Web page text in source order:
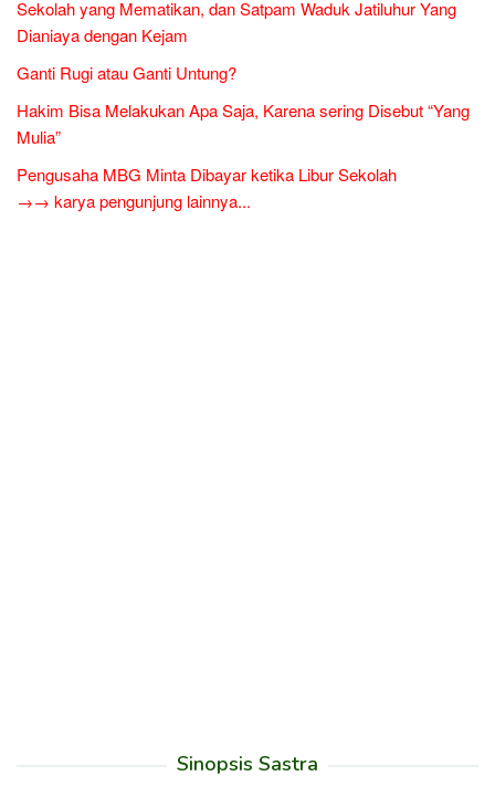
Sekolah yang Mematikan, dan Satpam Waduk Jatiluhur Yang
Dianiaya dengan Kejam
Ganti Rugi atau Ganti Untung?
Hakim Bisa Melakukan Apa Saja, Karena sering Disebut “Yang
Mulia”
Pengusaha MBG Minta Dibayar ketika Libur Sekolah
→→ karya pengunjung lainnya...
Sinopsis Sastra